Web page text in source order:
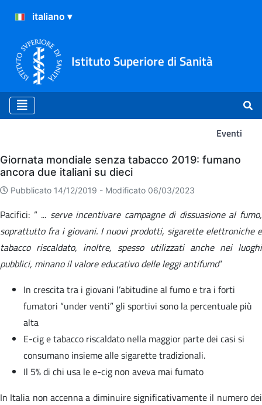
Istituto Superiore di Sanità
Eventi
Eventi
Giornata mondiale senza tabacco 2019: fumano
ancora due italiani su dieci
Pubblicato 14/12/2019 - Modificato 06/03/2023
Pacifici: “ ... serve incentivare campagne di dissuasione al fumo,
soprattutto fra i giovani. I nuovi prodotti, sigarette elettroniche e
tabacco riscaldato, inoltre, spesso utilizzati anche nei luoghi
pubblici, minano il valore educativo delle leggi antifumo”
In crescita tra i giovani l’abitudine al fumo e tra i forti
fumatori “under venti” gli sportivi sono la percentuale più
alta
E-cig e tabacco riscaldato nella maggior parte dei casi si
consumano insieme alle sigarette tradizionali.
Il 5% di chi usa le e-cig non aveva mai fumato
In Italia non accenna a diminuire significativamente il numero dei